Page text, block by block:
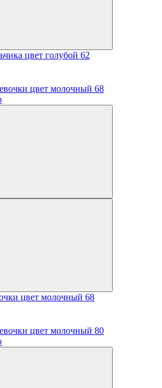
цвет голубой 62
цвет молочный 68